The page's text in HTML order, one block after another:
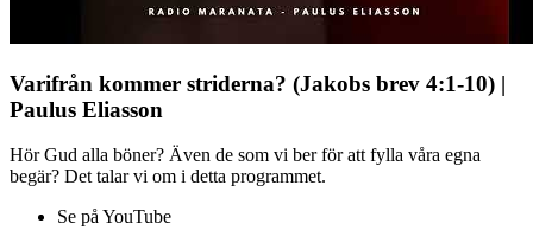
Varifrån kommer striderna? (Jakobs brev 4:1-10) |
Paulus Eliasson
Hör Gud alla böner? Även de som vi ber för att fylla våra egna
begär? Det talar vi om i detta programmet.
Se på YouTube